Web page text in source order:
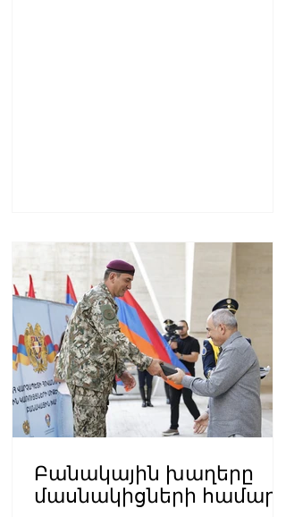
Բանակային խաղերը
մասնակիցների համար